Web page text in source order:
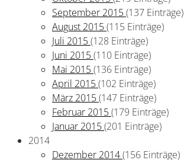
September 2015(137 Einträge)
August 2015(115 Einträge)
Juli 2015(128 Einträge)
Juni 2015(110 Einträge)
Mai 2015(136 Einträge)
April 2015(102 Einträge)
März 2015(147 Einträge)
Februar 2015(179 Einträge)
Januar 2015(201 Einträge)
2014
Dezember 2014(156 Einträge)